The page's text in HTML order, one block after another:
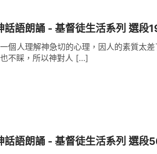
話語朗誦 - 基督徒生活系列 選段
個人理解神急切的心理，因人的素質太
不睬，所以神對人 […]
話語朗誦 - 基督徒生活系列 選段